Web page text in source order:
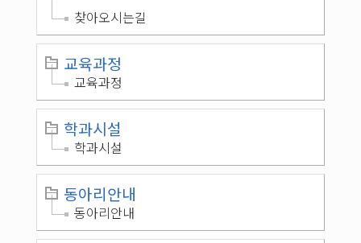
찾아오시는길
교육과정
교육과정
학과시설
학과시설
동아리안내
동아리안내